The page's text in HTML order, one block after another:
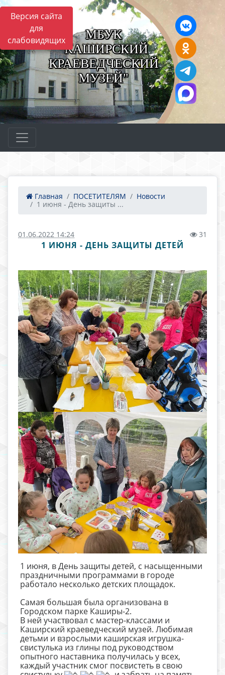
Версия сайта
для
слабовидящих
МБУК
"КАШИРСКИЙ
КРАЕВЕДЧЕСКИЙ
МУЗЕЙ"
Главная ПОСЕТИТЕЛЯМ
Новости
1 июня - День защиты ...
01.06.2022 14:24 31
1 ИЮНЯ - ДЕНЬ ЗАЩИТЫ ДЕТЕЙ
1 июня, в День защиты детей, с насыщенными
праздничными программами в городе
работало несколько детских площадок.
Самая большая была организована в
Городском парке Каширы-2.
В ней участвовал с мастер-классами и
Каширский краеведческий музей. Любимая
детьми и взрослыми каширская игрушка-
свистулька из глины под руководством
опытного наставника получилась у всех,
каждый участник смог посвистеть в свою